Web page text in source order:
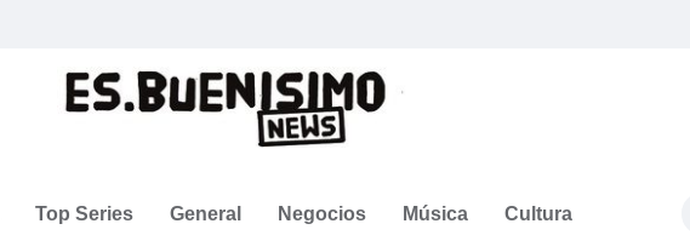
Top Series General Negocios Música Cultura